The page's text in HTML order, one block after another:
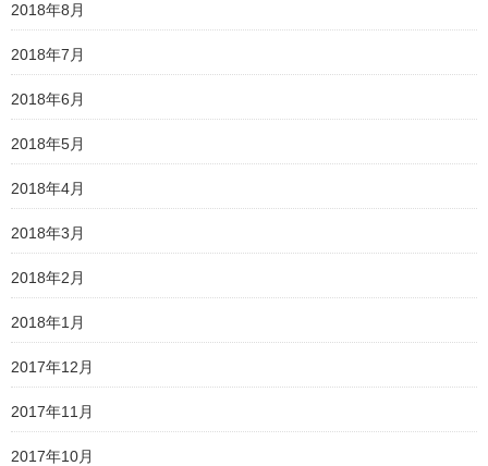
2018年8月
2018年7月
2018年6月
2018年5月
2018年4月
2018年3月
2018年2月
2018年1月
2017年12月
2017年11月
2017年10月